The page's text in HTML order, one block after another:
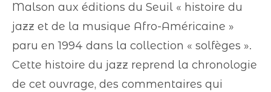
Malson aux éditions du Seuil « histoire du
jazz et de la musique Afro-Américaine »
paru en 1994 dans la collection « solfèges ».
Cette histoire du jazz reprend la chronologie
de cet ouvrage, des commentaires qui